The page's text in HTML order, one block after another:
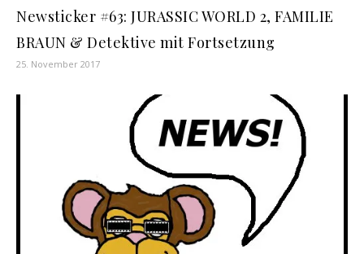
Newsticker #63: JURASSIC WORLD 2, FAMILIE
BRAUN & Detektive mit Fortsetzung
25. November 2017